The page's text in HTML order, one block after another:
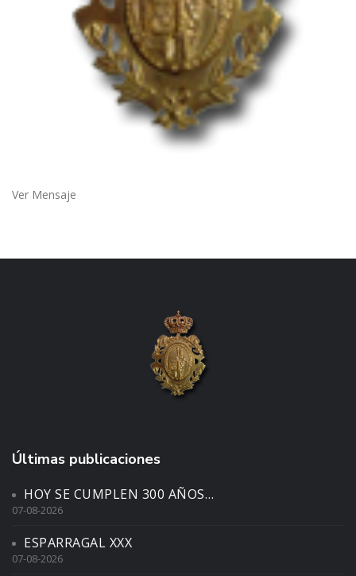
Ver Mensaje
Últimas publicaciones
HOY SE CUMPLEN 300 AÑOS…
07-08-2026
ESPARRAGAL XXX
07-08-2026